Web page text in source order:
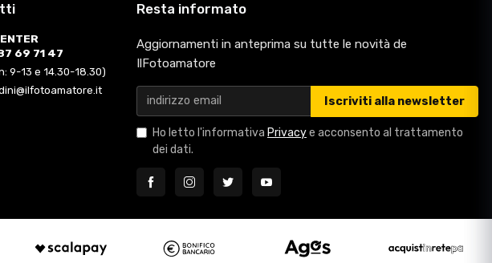
69 71 47
9-13 e 14.30-18.30)
Resta informato
Aggiornamenti in anteprima su tutte le novità de
IlFotoamatore
Iscriviti alla newsletter
Ho letto l'informativa Privacye acconsento al trattamento
dei dati.